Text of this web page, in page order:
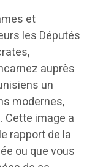
et
les Députés
auprès
un
modernes,
image a
rapport de la
ou que vous